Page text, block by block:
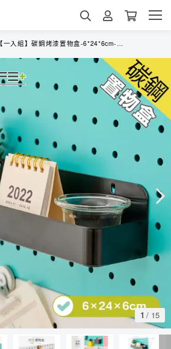
【一入組】碳鋼烤漆置物盒-6*24*6cm-洞洞板專用(FL-298)
1 / 15